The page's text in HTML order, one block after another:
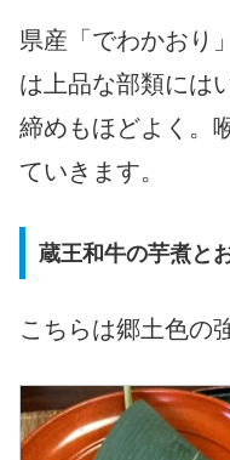
県産「でわかおり
は上品な部類には
締めもほどよく。
ていきます。
蔵王和牛の芋煮と
こちらは郷土色の